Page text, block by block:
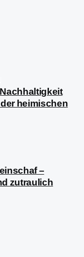
heimischen
–
zutraulich